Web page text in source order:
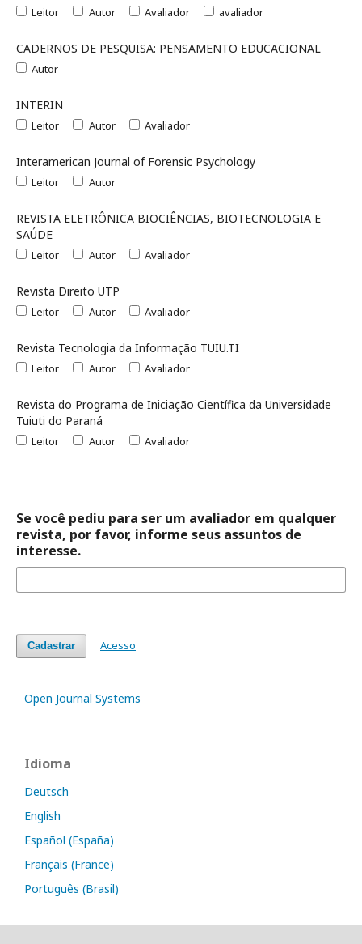
Leitor Autor Avaliador avaliador
CADERNOS DE PESQUISA: PENSAMENTO EDUCACIONAL
Autor
INTERIN
Leitor Autor Avaliador
Interamerican Journal of Forensic Psychology
Leitor Autor
REVISTA ELETRÔNICA BIOCIÊNCIAS, BIOTECNOLOGIA E
SAÚDE
Leitor Autor Avaliador
Revista Direito UTP
Leitor Autor Avaliador
Revista Tecnologia da Informação TUIU.TI
Leitor Autor Avaliador
Revista do Programa de Iniciação Científica da Universidade
Tuiuti do Paraná
Leitor Autor Avaliador
Se você pediu para ser um avaliador em qualquer
revista, por favor, informe seus assuntos de
interesse.
Cadastrar Acesso
Open Journal Systems
Idioma
Deutsch
English
Español (España)
Français (France)
Português (Brasil)